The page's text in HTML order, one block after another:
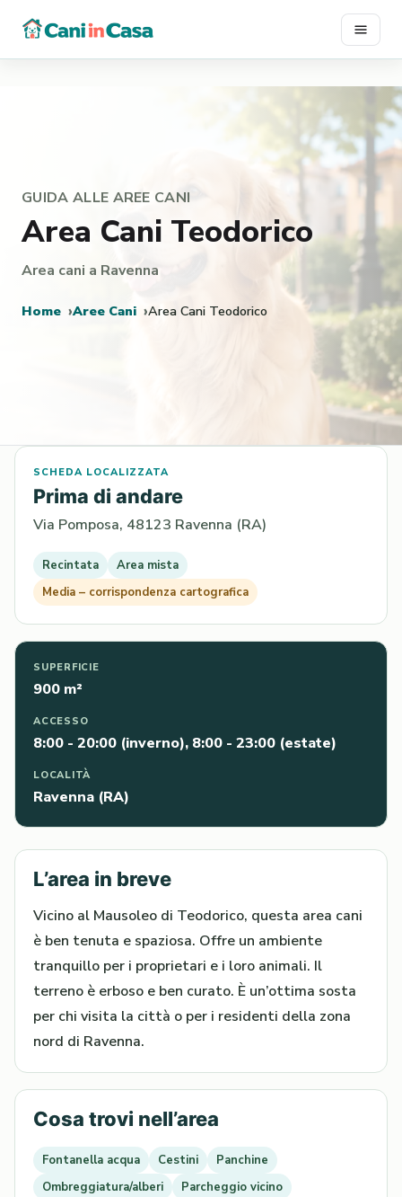
contenuto
GUIDA ALLE AREE CANI
Area Cani Teodorico
Area cani a Ravenna
Home Aree Cani Area Cani Teodorico
SCHEDA LOCALIZZATA
Prima di andare
Via Pomposa, 48123 Ravenna (RA)
Recintata
Area mista
Media – corrispondenza cartografica
SUPERFICIE
900 m²
ACCESSO
8:00 - 20:00 (inverno), 8:00 - 23:00 (estate)
LOCALITÀ
Ravenna (RA)
L’area in breve
Vicino al Mausoleo di Teodorico, questa area cani
è ben tenuta e spaziosa. Offre un ambiente
tranquillo per i proprietari e i loro animali. Il
terreno è erboso e ben curato. È un’ottima sosta
per chi visita la città o per i residenti della zona
nord di Ravenna.
Cosa trovi nell’area
Fontanella acqua Cestini
Panchine
Ombreggiatura/alberi
Parcheggio vicino